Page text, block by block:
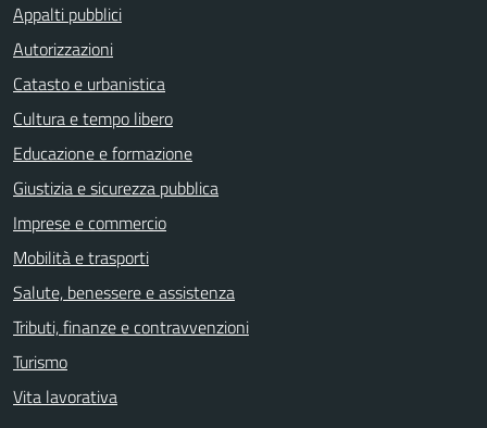
Appalti pubblici
Autorizzazioni
Catasto e urbanistica
Cultura e tempo libero
Educazione e formazione
Giustizia e sicurezza pubblica
Imprese e commercio
Mobilità e trasporti
Salute, benessere e assistenza
Tributi, finanze e contravvenzioni
Turismo
Vita lavorativa